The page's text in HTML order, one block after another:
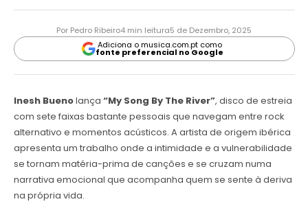
Por Pedro Ribeiro4 min leitura5 de Dezembro, 2025
Adiciona o musica.com.pt como
fonte preferencial no Google
Inesh Buenolança “My Song By The River”, disco de estreia
com sete faixas bastante pessoais que navegam entre rock
alternativo e momentos acústicos. A artista de origem ibérica
apresenta um trabalho onde a intimidade e a vulnerabilidade
se tornam matéria-prima de canções e se cruzam numa
narrativa emocional que acompanha quem se sente à deriva
na própria vida.